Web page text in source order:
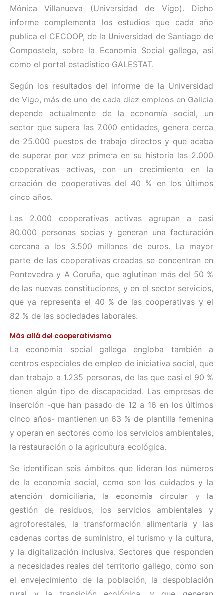
Mónica Villanueva (Universidad de Vigo). Dicho
informe complementa los estudios que cada año
publica el CECOOP, de la Universidad de Santiago de
Compostela, sobre la Economía Social gallega, así
como el portal estadístico GALESTAT.
Según los resultados del informe de la Universidad
de Vigo, más de uno de cada diez empleos en Galicia
depende actualmente de la economía social, un
sector que supera las 7.000 entidades, genera cerca
de 25.000 puestos de trabajo directos y que acaba
de superar por vez primera en su historia las 2.000
cooperativas activas, con un crecimiento en la
creación de cooperativas del 40 % en los últimos
cinco años.
Las 2.000 cooperativas activas agrupan a casi
80.000 personas socias y generan una facturación
cercana a los 3.500 millones de euros. La mayor
parte de las cooperativas creadas se concentran en
Pontevedra y A Coruña, que aglutinan más del 50 %
de las nuevas constituciones, y en el sector servicios,
que ya representa el 40 % de las cooperativas y el
82 % de las sociedades laborales.
Más allá del cooperativismo
La economía social gallega engloba también a
centros especiales de empleo de iniciativa social, que
dan trabajo a 1.235 personas, de las que casi el 90 %
tienen algún tipo de discapacidad. Las empresas de
inserción -que han pasado de 12 a 16 en los últimos
cinco años- mantienen un 63 % de plantilla femenina
y operan en sectores como los servicios ambientales,
la restauración o la agricultura ecológica.
Se identifican seis ámbitos que lideran los números
de la economía social, como son los cuidados y la
atención domiciliaria, la economía circular y la
gestión de residuos, los servicios ambientales y
agroforestales, la transformación alimentaria y las
cadenas cortas de suministro, el turismo y la cultura,
y la digitalización inclusiva. Sectores que responden
a necesidades reales del territorio gallego, como son
el envejecimiento de la población, la despoblación